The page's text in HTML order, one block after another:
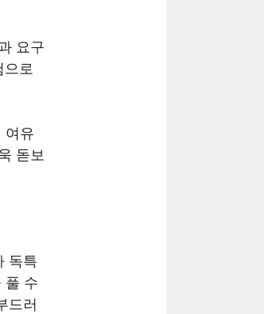
요구
으로
여유
돋보
독특
풀 수
드러